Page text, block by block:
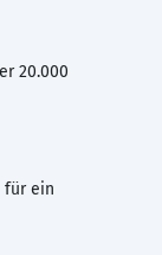
20.000
für ein